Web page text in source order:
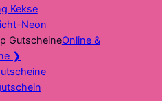
Kekse
Neon
Online &
❯